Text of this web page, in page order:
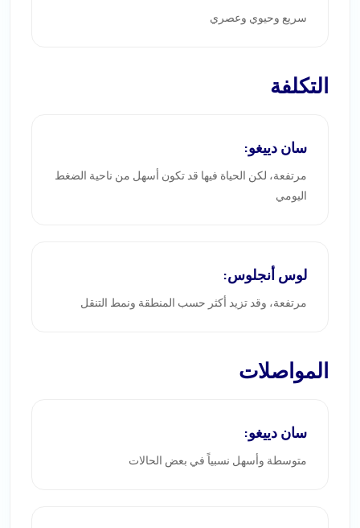
سريع وحيوي وعصري
التكلفة
سان دييغو:
مرتفعة، لكن الحياة فيها قد تكون أسهل من ناحية الضغط
اليومي
لوس أنجلوس:
مرتفعة، وقد تزيد أكثر حسب المنطقة ونمط التنقل
المواصلات
سان دييغو:
متوسطة وأسهل نسبياً في بعض الحالات